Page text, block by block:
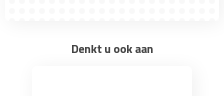
Denkt u ook aan